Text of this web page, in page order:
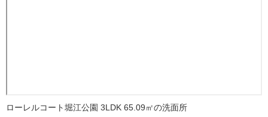
ローレルコート堀江公園 3LDK 65.09㎡の洗面所